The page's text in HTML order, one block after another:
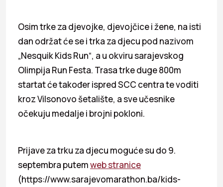
Osim trke za djevojke, djevojčice i žene, na isti
dan održat će se i trka za djecu pod nazivom
„Nesquik Kids Run“, a u okviru sarajevskog
Olimpija Run Festa. Trasa trke duge 800m
startat će također ispred SCC centra te voditi
kroz Vilsonovo šetalište, a sve učesnike
očekuju medalje i brojni pokloni.
Prijave za trku za djecu moguće su do 9.
septembra putemweb stranice
(https://www.sarajevomarathon.ba/kids-